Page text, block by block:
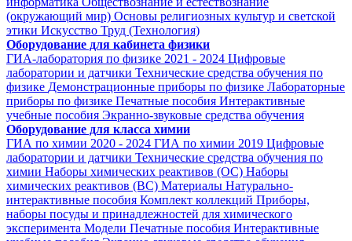
(окружающий мир) Основы религиозных культур и светской
этики Искусство Труд (Технология)
Оборудование для кабинета физики
ГИА-лаборатория по физике 2021 - 2024 Цифровые
лаборатории и датчики Технические средства обучения по
физике Демонстрационные приборы по физике Лабораторные
приборы по физике Печатные пособия Интерактивные
учебные пособия Экранно-звуковые средства обучения
Оборудование для класса химии
ГИА по химии 2020 - 2024 ГИА по химии 2019 Цифровые
лаборатории и датчики Технические средства обучения по
химии Наборы химических реактивов (ОС) Наборы
химических реактивов (ВС) Материалы Натурально-
интерактивные пособия Комплект коллекций Приборы,
наборы посуды и принадлежностей для химического
эксперимента Модели Печатные пособия Интерактивные